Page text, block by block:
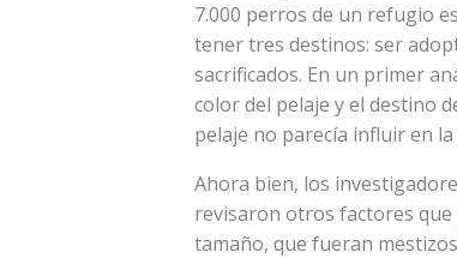
7.000 perros de un refugio
tener tres destinos: ser
sacrificados. En un primer
color del pelaje y el destino
pelaje no parecía influir en
Ahora bien, los
revisaron otros factores
tamaño, que fueran